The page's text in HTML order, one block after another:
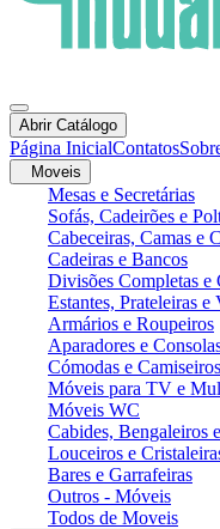
Abrir Catálogo
Página InicialContatos
Moveis
Mesas e Secretárias
Sofás, Cadeirões e
Cabeceiras, Camas e
Cadeiras e Bancos
Divisões Completas e
Estantes, Prateleiras e
Armários e Roupeiros
Aparadores e
Cómodas e Camiseiros
Móveis para TV e
Móveis WC
Cabides, Bengaleiros
Louceiros e
Bares e Garrafeiras
Outros - Móveis
Todos de Moveis